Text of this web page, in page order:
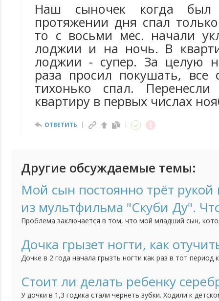
Наш сыночек когда был
протяжении дня спал
то с восьми мес. начали
лоджии и на ночь. В
лоджии - супер. За целую
раза просил покушать, все
тихонько спал.
квартиру в первых числах
ОТВЕТИТЬ
Другие обсуждаемые темы:
Мой сын постоянно трёт рукой
из мультфильма "Скуби Ду".
Проблема заключается в том, что мой младший сын,
как он начал посещать детский сад. Психолог говорит,
но мне страшно за своё чадо. Может быть у кого-нибудь
Дочка грызет ногти, как
Дочке в 2 года начала грызть ногти как раз в тот период
как вариант думаю может появление брата так
привычка грызть ногти. Сейчас дочке 3 года, а привычка
Стоит ли делать ребенку
У дочки в 1,3 годика стали чернеть зубки. Ходили к